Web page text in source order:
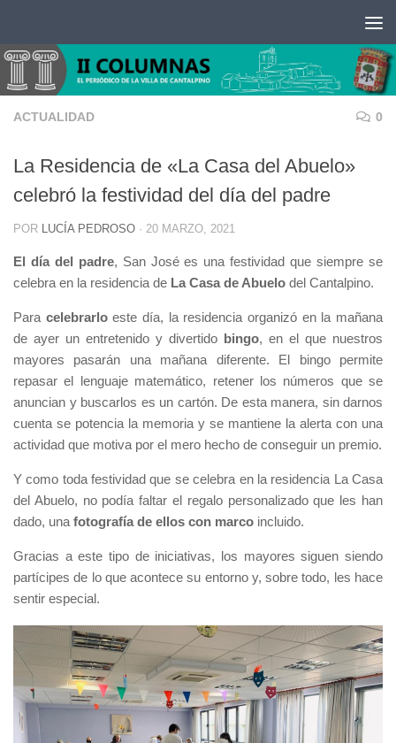
ACTUALIDAD 0
La Residencia de «La Casa del Abuelo»
celebró la festividad del día del padre
POR LUCÍA PEDROSO · 20 MARZO, 2021
El día del padre, San José es una festividad que siempre se
celebra en la residencia de La Casa de Abuelo del Cantalpino.
Para celebrarloeste día, la residencia organizó en la mañana
de ayer un entretenido y divertido bingo, en el que nuestros
mayores pasarán una mañana diferente. El bingo permite
repasar el lenguaje matemático, retener los números que se
anuncian y buscarlos es un cartón. De esta manera, sin darnos
cuenta se potencia la memoria y se mantiene la alerta con una
actividad que motiva por el mero hecho de conseguir un premio.
Y como toda festividad que se celebra en la residencia La Casa
del Abuelo, no podía faltar el regalo personalizado que les han
dado, una fotografía de ellos con marco incluido.
Gracias a este tipo de iniciativas, los mayores siguen siendo
partícipes de lo que acontece su entorno y, sobre todo, les hace
sentir especial.